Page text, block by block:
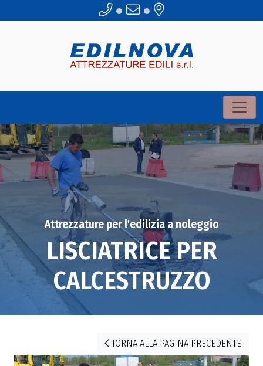
● ●
Attrezzature per l'edilizia a noleggio
LISCIATRICE PER
CALCESTRUZZO
TORNA ALLA PAGINA PRECEDENTE